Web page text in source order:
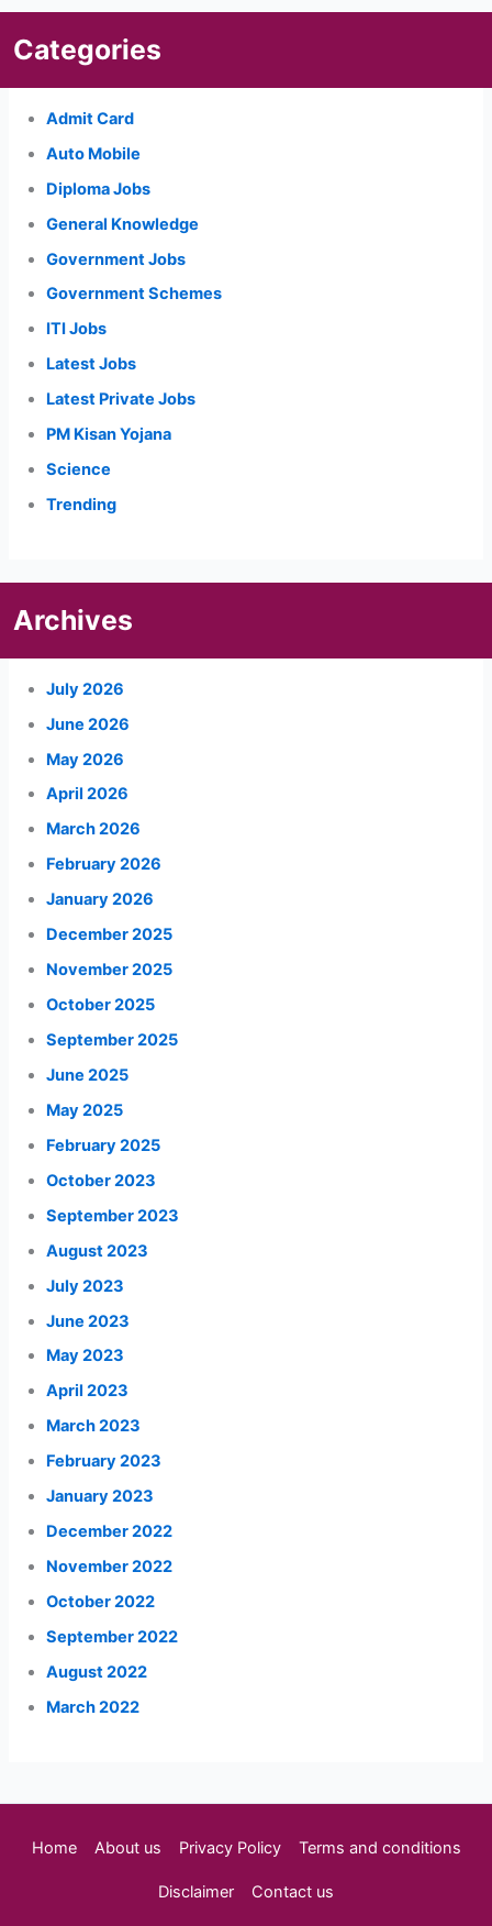
Categories
Admit Card
Auto Mobile
Diploma Jobs
General Knowledge
Government Jobs
Government Schemes
ITI Jobs
Latest Jobs
Latest Private Jobs
PM Kisan Yojana
Science
Trending
Archives
July 2026
June 2026
May 2026
April 2026
March 2026
February 2026
January 2026
December 2025
November 2025
October 2025
September 2025
June 2025
May 2025
February 2025
October 2023
September 2023
August 2023
July 2023
June 2023
May 2023
April 2023
March 2023
February 2023
January 2023
December 2022
November 2022
October 2022
September 2022
August 2022
March 2022
Home About us Privacy Policy Terms and conditions
Disclaimer Contact us